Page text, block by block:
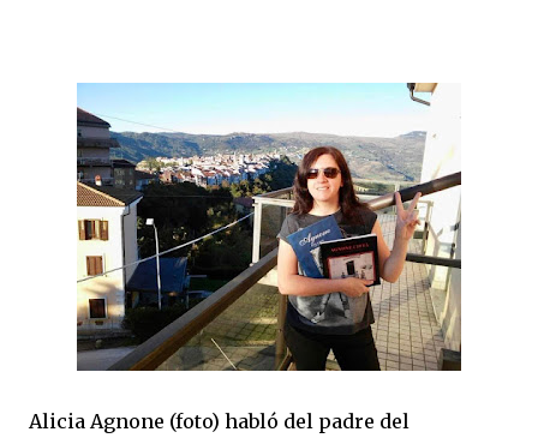
Alicia Agnone (foto) habló del padre del